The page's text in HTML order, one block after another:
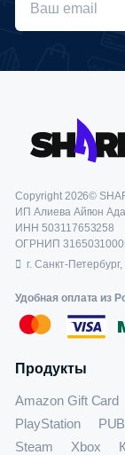
Copyright 2026©
ИП Алиева Айгюн
ИНН 503117653258
ОГРНИП
г. Санкт-
Удобная оплата из
Продукты
Amazon Gift Card
PlayStation
Steam
Xbox